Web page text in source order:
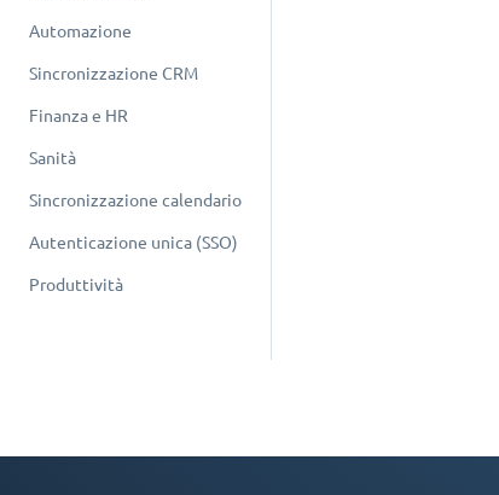
Automazione
Sincronizzazione CRM
Finanza e HR
Sanità
Sincronizzazione calendario
Autenticazione unica (SSO)
Produttività